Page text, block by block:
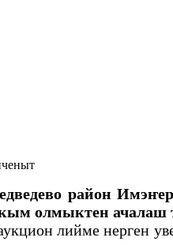
район
олмыктен ачалаш
лийме нерген